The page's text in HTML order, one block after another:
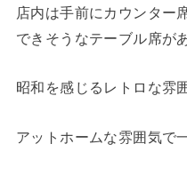
店内は手前にカウンター
できそうなテーブル席が
昭和を感じるレトロな雰
アットホームな雰囲気で